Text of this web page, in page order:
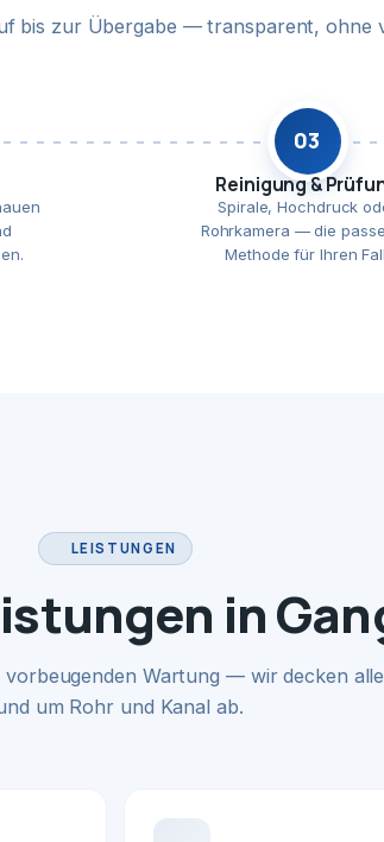
bis zur Übergabe — transparent, ohne
03
Reinigung &
Spirale, Hochdruck
Rohrkamera — die
Methode für Ihren
LEISTUNGEN
in
Wartung — wir decken
um Rohr und Kanal ab.